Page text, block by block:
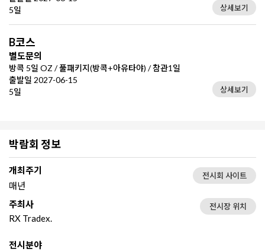
5일
상세보기
B코스
별도문의
방콕 5일 OZ / 풀패키지(방콕+아유타야) / 참관1일
출발일 2027-06-15
5일
상세보기
박람회 정보
개최주기
매년
전시회 사이트
주최사
RX Tradex.
전시장 위치
전시분야